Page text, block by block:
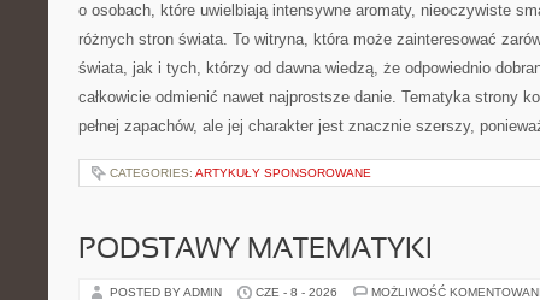
o osobach, które uwielbiają intensywne aromaty, nieoczywiste
różnych stron świata. To witryna, która może zainteresować
świata, jak i tych, którzy od dawna wiedzą, że odpowiednio
całkowicie odmienić nawet najprostsze danie. Tematyka strony
pełnej zapachów, ale jej charakter jest znacznie szerszy,
CATEGORIES: ARTYKUŁY SPONSOROWANE
PODSTAWY MATEMATYKI
POSTED BY ADMIN CZE - 8 - 2026 MOŻLIWOŚĆ